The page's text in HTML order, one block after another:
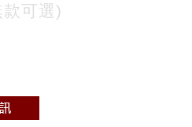
款可選)